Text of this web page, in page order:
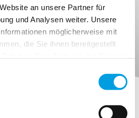
an unsere Partner für
und Analysen weiter. Unsere
möglicherweise mit
die Sie ihnen bereitgestellt